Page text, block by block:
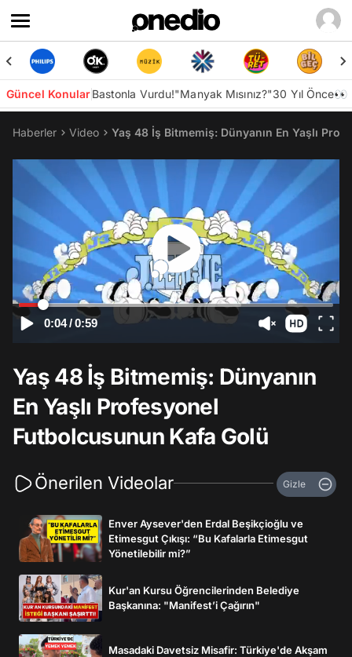
Güncel KonularBastonla Vurdu!"Manyak Mısınız?"30 Yıl Önce👀
Haberler Video Yaş 48 İş Bitmemiş: Dünyanın En Yaşlı
0:04/0:59
Yaş 48 İş Bitmemiş: Dünyanın
En Yaşlı Profesyonel
Futbolcusunun Kafa Golü
Önerilen Videolar Gizle
Enver Aysever'den Erdal Beşikçioğlu ve
Etimesgut Çıkışı: “Bu Kafalarla Etimesgut
Yönetilebilir mi?”
Kur'an Kursu Öğrencilerinden Belediye
Başkanına: "Manifest’i Çağırın"
Masadaki Davetsiz Misafir: Türkiye'de Akşam